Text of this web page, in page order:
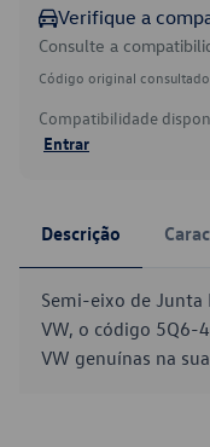
Verifique a
Consulte a
Código original
Compatibilidade
Entrar
Descrição
Semi-eixo de
VW, o código 5Q6-
VW genuínas na